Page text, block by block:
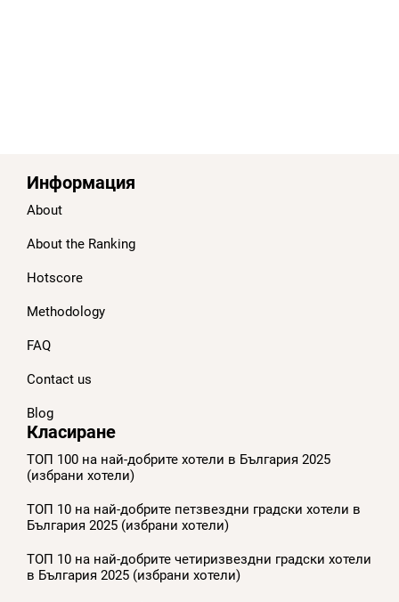
Информация
About
About the Ranking
Hotscore
Methodology
FAQ
Contact us
Blog
Класиране
ТОП 100 на най-добрите хотели в България 2025
(избрани хотели)
ТОП 10 на най-добрите петзвездни градски хотели в
България 2025 (избрани хотели)
ТОП 10 на най-добрите четиризвездни градски хотели
в България 2025 (избрани хотели)